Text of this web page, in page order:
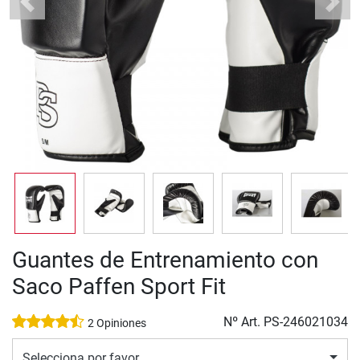
Previous Next
Guantes de Entrenamiento con
Saco Paffen Sport Fit
2 Opiniones Nº Art. PS-246021034